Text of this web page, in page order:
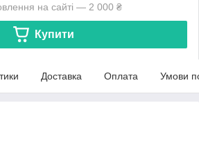
на сайті — 2 000 ₴
Купити
Доставка Оплата Умови